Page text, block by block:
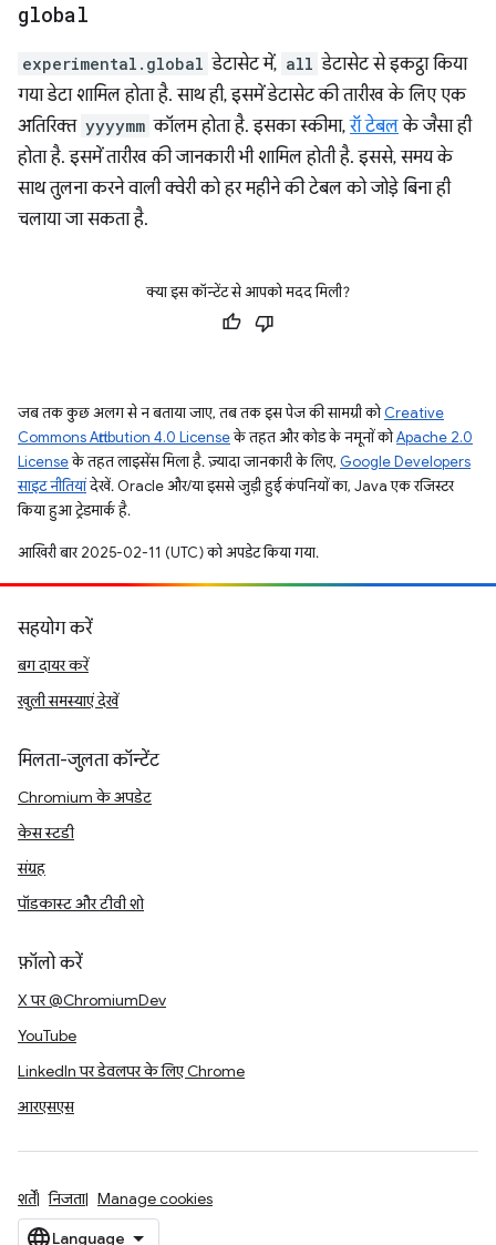
global
experimental.global डेटासेट में, all डेटासेट से इकट्ठा किया
गया डेटा शामिल होता है. साथ ही, इसमें डेटासेट की तारीख के लिए एक
अतिरिक्त yyyymm कॉलम होता है. इसका स्कीमा,रॉ टेबलके जैसा ही
होता है. इसमें तारीख की जानकारी भी शामिल होती है. इससे, समय के
साथ तुलना करने वाली क्वेरी को हर महीने की टेबल को जोड़े बिना ही
चलाया जा सकता है.
क्या इस कॉन्टेंट से आपको मदद मिली?
जब तक कुछ अलग से न बताया जाए, तब तक इस पेज की सामग्री कोCreative
Commons Attribution 4.0 Licenseके तहत और कोड के नमूनों कोApache 2.0
Licenseके तहत लाइसेंस मिला है. ज़्यादा जानकारी के लिए, Google Developers
साइट नीतियांदेखें. Oracle और/या इससे जुड़ी हुई कंपनियों का, Java एक रजिस्टर
किया हुआ ट्रेडमार्क है.
आखिरी बार 2025-02-11 (UTC) को अपडेट किया गया.
सहयोग करें
बग दायर करें
खुली समस्याएं देखें
मिलता-जुलता कॉन्टेंट
Chromium के अपडेट
केस स्टडी
संग्रह
पॉडकास्ट और टीवी शो
फ़ॉलो करें
X पर @ChromiumDev
YouTube
LinkedIn पर डेवलपर के लिए Chrome
आरएसएस
शर्तें निजता Manage cookies